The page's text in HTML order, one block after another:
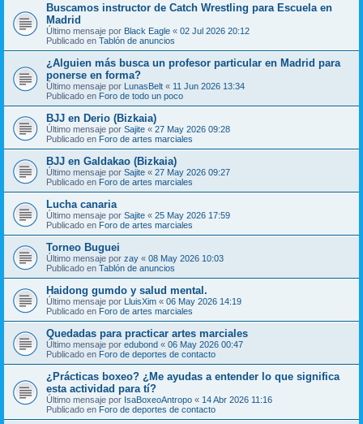
Buscamos instructor de Catch Wrestling para Escuela en
Madrid
Último mensaje por Black Eagle « 02 Jul 2026 20:12
Publicado en Tablón de anuncios
¿Alguien más busca un profesor particular en Madrid para
ponerse en forma?
Último mensaje por LunasBelt « 11 Jun 2026 13:34
Publicado en Foro de todo un poco
BJJ en Derio (Bizkaia)
Último mensaje por Sajite « 27 May 2026 09:28
Publicado en Foro de artes marciales
BJJ en Galdakao (Bizkaia)
Último mensaje por Sajite « 27 May 2026 09:27
Publicado en Foro de artes marciales
Lucha canaria
Último mensaje por Sajite « 25 May 2026 17:59
Publicado en Foro de artes marciales
Torneo Buguei
Último mensaje por zay « 08 May 2026 10:03
Publicado en Tablón de anuncios
Haidong gumdo y salud mental.
Último mensaje por LluisXim « 06 May 2026 14:19
Publicado en Foro de artes marciales
Quedadas para practicar artes marciales
Último mensaje por edubond « 06 May 2026 00:47
Publicado en Foro de deportes de contacto
¿Prácticas boxeo? ¿Me ayudas a entender lo que significa
esta actividad para tí?
Último mensaje por IsaBoxeoAntropo « 14 Abr 2026 11:16
Publicado en Foro de deportes de contacto